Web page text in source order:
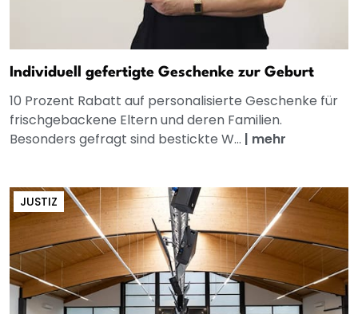
Individuell gefertigte Geschenke zur Geburt
10 Prozent Rabatt auf personalisierte Geschenke für
frischgebackene Eltern und deren Familien.
Besonders gefragt sind bestickte W... | mehr
JUSTIZ